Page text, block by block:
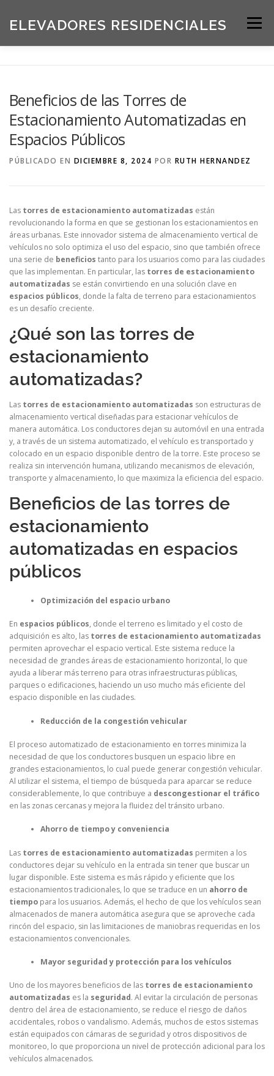
contenido
ELEVADORES RESIDENCIALES Menú
SOLICITE UNA COTIZACIÓN BLOG
ACERCA DE NOSOTROS
Beneficios de las Torres de
Estacionamiento Automatizadas en
Espacios Públicos
PÚBLICADO EN DICIEMBRE 8, 2024 POR RUTH HERNANDEZ
Las torres de estacionamiento automatizadas están
revolucionando la forma en que se gestionan los estacionamientos en
áreas urbanas. Este innovador sistema de almacenamiento vertical de
vehículos no solo optimiza el uso del espacio, sino que también ofrece
una serie de beneficios tanto para los usuarios como para las ciudades
que las implementan. En particular, las torres de estacionamiento
automatizadas se están convirtiendo en una solución clave en
espacios públicos, donde la falta de terreno para estacionamientos
es un desafío creciente.
¿Qué son las torres de
estacionamiento
automatizadas?
Las torres de estacionamiento automatizadas son estructuras de
almacenamiento vertical diseñadas para estacionar vehículos de
manera automática. Los conductores dejan su automóvil en una entrada
y, a través de un sistema automatizado, el vehículo es transportado y
colocado en un espacio disponible dentro de la torre. Este proceso se
realiza sin intervención humana, utilizando mecanismos de elevación,
transporte y almacenamiento, lo que maximiza la eficiencia del espacio.
Beneficios de las torres de
estacionamiento
automatizadas en espacios
públicos
Optimización del espacio urbano
En espacios públicos, donde el terreno es limitado y el costo de
adquisición es alto, las torres de estacionamiento automatizadas
permiten aprovechar el espacio vertical. Este sistema reduce la
necesidad de grandes áreas de estacionamiento horizontal, lo que
ayuda a liberar más terreno para otras infraestructuras públicas,
parques o edificaciones, haciendo un uso mucho más eficiente del
espacio disponible en las ciudades.
Reducción de la congestión vehicular
El proceso automatizado de estacionamiento en torres minimiza la
necesidad de que los conductores busquen un espacio libre en
grandes estacionamientos, lo cual puede generar congestión vehicular.
Al utilizar el sistema, el tiempo de búsqueda para aparcar se reduce
considerablemente, lo que contribuye a descongestionar el tráfico
en las zonas cercanas y mejora la fluidez del tránsito urbano.
Ahorro de tiempo y conveniencia
Las torres de estacionamiento automatizadas permiten a los
conductores dejar su vehículo en la entrada sin tener que buscar un
lugar disponible. Este sistema es más rápido y eficiente que los
estacionamientos tradicionales, lo que se traduce en un ahorro de
tiempo para los usuarios. Además, el hecho de que los vehículos sean
almacenados de manera automática asegura que se aproveche cada
rincón del espacio, sin las limitaciones de maniobras requeridas en los
estacionamientos convencionales.
Mayor seguridad y protección para los vehículos
Uno de los mayores beneficios de las torres de estacionamiento
automatizadas es la seguridad. Al evitar la circulación de personas
dentro del área de estacionamiento, se reduce el riesgo de daños
accidentales, robos o vandalismo. Además, muchos de estos sistemas
están equipados con cámaras de seguridad y otros dispositivos de
monitoreo, lo que proporciona un nivel de protección adicional para los
vehículos almacenados.